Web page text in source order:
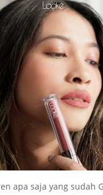
apa saja yang sudah